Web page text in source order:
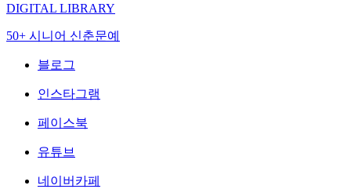
DIGITAL LIBRARY
50+ 시니어 신춘문예
블로그
인스타그램
페이스북
유튜브
네이버카페